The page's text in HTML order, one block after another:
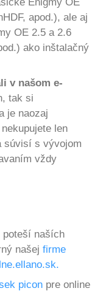
apod.), ale aj
OE 2.5 a 2.6
ako inštalačný
v našom e-
tak si
je naozaj
len
súvisí s vývojom
vždy
poteší naších
našej firme
picon pre online